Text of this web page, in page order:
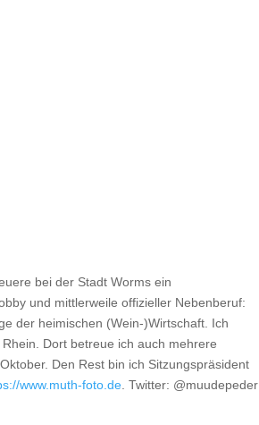
bei der Stadt Worms ein
und mittlerweile offizieller Nebenberuf:
der heimischen (Wein-)Wirtschaft. Ich
Dort betreue ich auch mehrere
Den Rest bin ich Sitzungspräsident
www.muth-foto.de . Twitter: @muudepeder